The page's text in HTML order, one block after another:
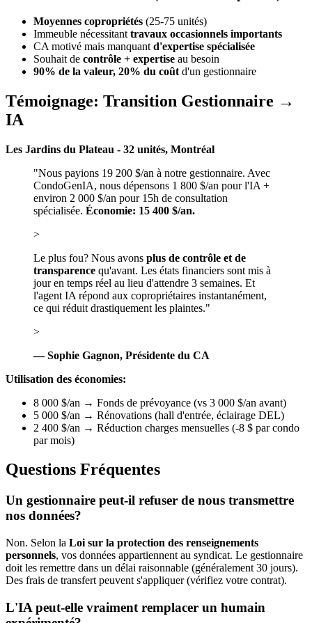
Moyennes copropriétés (25-75 unités)
Immeuble nécessitant travaux occasionnels importants
CA motivé mais manquant d'expertise spécialisée
Souhait de contrôle + expertise au besoin
90% de la valeur, 20% du coût d'un gestionnaire
Témoignage: Transition Gestionnaire →
IA
Les Jardins du Plateau - 32 unités, Montréal
"Nous payions 19 200 $/an à notre gestionnaire. Avec
CondoGenIA, nous dépensons 1 800 $/an pour l'IA +
environ 2 000 $/an pour 15h de consultation
spécialisée. Économie: 15 400 $/an.
>
Le plus fou? Nous avons plus de contrôle et de
transparence qu'avant. Les états financiers sont mis à
jour en temps réel au lieu d'attendre 3 semaines. Et
l'agent IA répond aux copropriétaires instantanément,
ce qui réduit drastiquement les plaintes."
>
— Sophie Gagnon, Présidente du CA
Utilisation des économies:
8 000 $/an → Fonds de prévoyance (vs 3 000 $/an avant)
5 000 $/an → Rénovations (hall d'entrée, éclairage DEL)
2 400 $/an → Réduction charges mensuelles (-8 $ par condo
par mois)
Questions Fréquentes
Un gestionnaire peut-il refuser de nous transmettre
nos données?
Non. Selon la Loi sur la protection des renseignements
personnels, vos données appartiennent au syndicat. Le gestionnaire
doit les remettre dans un délai raisonnable (généralement 30 jours).
Des frais de transfert peuvent s'appliquer (vérifiez votre contrat).
L'IA peut-elle vraiment remplacer un humain